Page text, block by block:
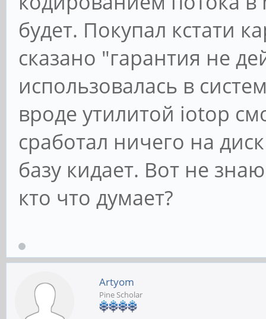
будет. Покупал кстати
сказано "гарантия не
использовалась в
вроде утилитой iotop
сработал ничего на
базу кидает. Вот не
кто что думает?
Artyom
Pine Scholar